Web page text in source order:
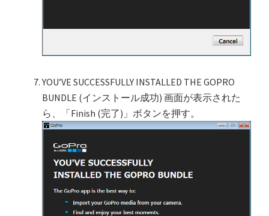
YOU’VE SUCCESSFULLY INSTALLED THE GOPRO
BUNDLE (インストール成功) 画面が表示された
ら、「Finish (完了)」ボタンを押す。